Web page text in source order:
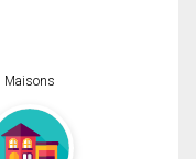
Maisons